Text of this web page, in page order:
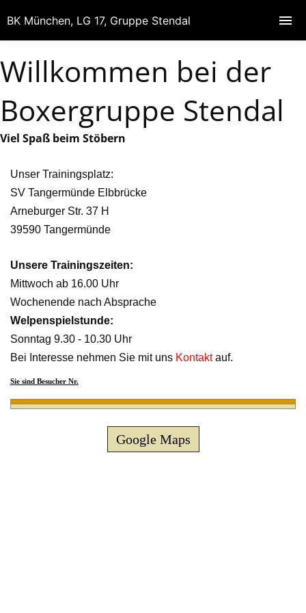
Willkommen bei der
Boxergruppe Stendal
Viel Spaß beim Stöbern
Unser Trainingsplatz:
SV Tangermünde Elbbrücke
Arneburger Str. 37 H
39590 Tangermünde
Unsere Trainingszeiten:
Mittwoch ab 16.00 Uhr
Wochenende nach Absprache
Welpenspielstunde:
Sonntag 9.30 - 10.30 Uhr
Bei Interesse nehmen Sie mit uns Kontaktauf.
Sie sind Besucher Nr.
Google Maps
BK München, LG 17, Gruppe Stendal